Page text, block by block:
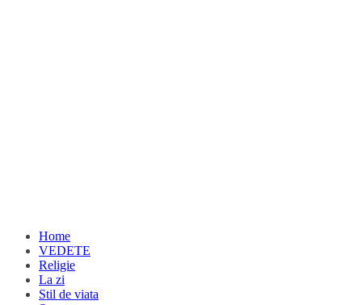
Home
VEDETE
Religie
La zi
Stil de viata